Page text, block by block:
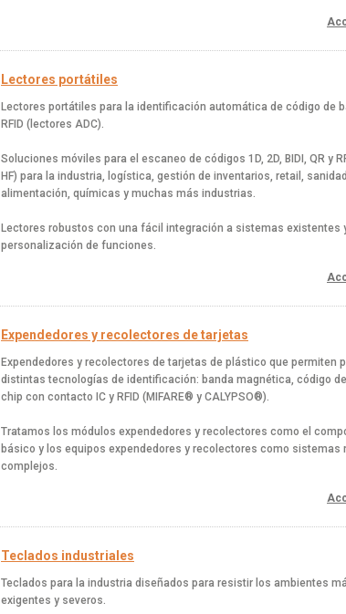
Lectores portátiles
Lectores portátiles para la identificación automática de código de
RFID (lectores ADC).
Soluciones móviles para el escaneo de códigos 1D, 2D, BIDI, QR y
HF) para la industria, logística, gestión de inventarios, retail,
alimentación, químicas y muchas más industrias.
Lectores robustos con una fácil integración a sistemas existentes
personalización de funciones.
Expendedores y recolectores de tarjetas
Expendedores y recolectores de tarjetas de plástico que permiten
distintas tecnologías de identificación: banda magnética, código
chip con contacto IC y RFID (MIFARE® y CALYPSO®).
Tratamos los módulos expendedores y recolectores como el
básico y los equipos expendedores y recolectores como sistemas
complejos.
Teclados industriales
Teclados para la industria diseñados para resistir los ambientes
exigentes y severos.